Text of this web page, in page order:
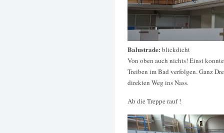
Balustrade: blickdicht
Von oben auch nichts! Einst
Treiben im Bad verfolgen. Ganz
direkten Weg ins Nass.
Ab die Treppe rauf !